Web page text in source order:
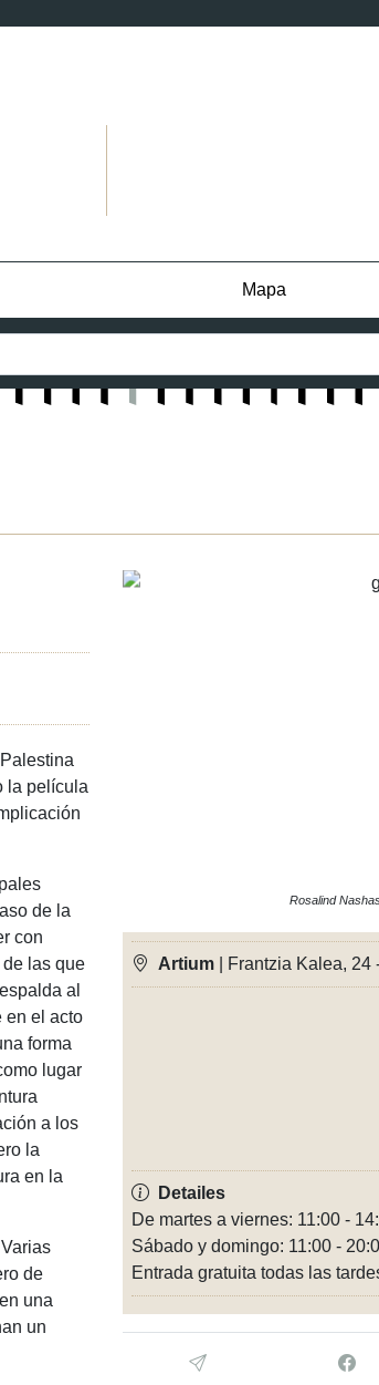
Mapa
la película
de la
con
las que
al
en el acto
forma
lugar
a los
la
en la
de
una
un
Rosalind
Artium | Frantzia Kalea, 24
Detailes
De martes a viernes: 11:00 -
Sábado y domingo: 11:00 -
Entrada gratuita todas las